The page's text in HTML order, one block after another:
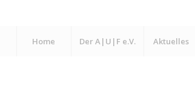
Home Der A|U|F e.V. Aktuelles